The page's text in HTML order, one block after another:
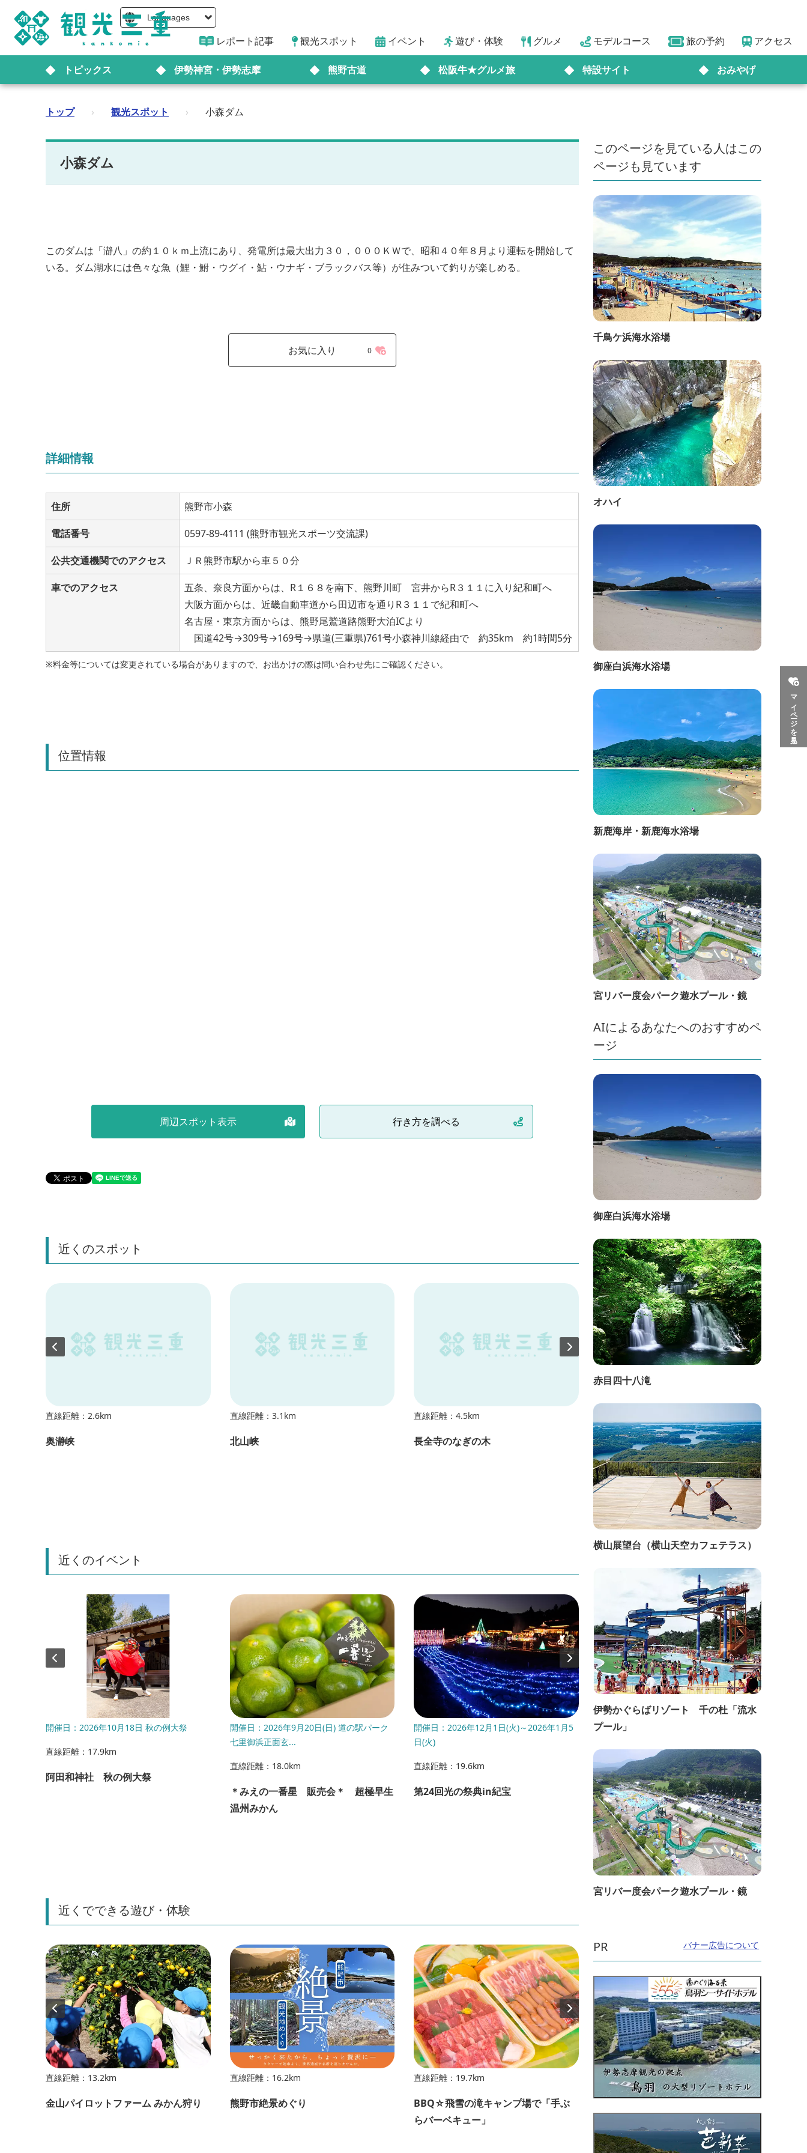
Languages
レポート記事 観光スポット イベント 遊び・体験 グルメ モデルコース 旅の予約 アクセス
トピックス 伊勢神宮・伊勢志摩 熊野古道 松阪牛★グルメ旅 特設サイト おみやげ
マイページを見る
トップ › 観光スポット › 小森ダム
小森ダム
このダムは「瀞八」の約１０ｋｍ上流にあり、発電所は最大出力３０，０００ＫＷで、昭和４０年８月より運転を開始して
いる。ダム湖水には色々な魚（鯉・鮒・ウグイ・鮎・ウナギ・ブラックバス等）が住みついて釣りが楽しめる。
お気に入り 0
詳細情報
住所 熊野市小森
電話番号 0597-89-4111 (熊野市観光スポーツ交流課)
公共交通機関でのアクセス ＪＲ熊野市駅から車５０分
車でのアクセス
五条、奈良方面からは、R１６８を南下、熊野川町 宮井からR３１１に入り紀和町へ
大阪方面からは、近畿自動車道から田辺市を通りR３１１で紀和町へ
名古屋・東京方面からは、熊野尾鷲道路熊野大泊ICより
国道42号→309号→169号→県道(三重県)761号小森神川線経由で 約35km 約1時間5分
※料金等については変更されている場合がありますので、お出かけの際は問い合わせ先にご確認ください。
位置情報
周辺スポット表示 行き方を調べる
近くのスポット
直線距離：2.6km
奥瀞峡
直線距離：3.1km
北山峡
直線距離：4.5km
長全寺のなぎの木 農家民宿 雨宿り
近くのイベント
開催日：2026年10月18日 秋の例大祭
直線距離：17.9km
阿田和神社 秋の例大祭
開催日：2026年9月20日(日) 道の駅パーク
七里御浜正面玄...
直線距離：18.0km
＊みえの一番星 販売会＊ 超極早生
温州みかん
開催日：2026年12月1日(火)～2026年1月5
日(火)
直線距離：19.6km
第24回光の祭典in紀宝
開催日：令和８年９月頃開催予定
直線距離：19.7km
恋旅in紀宝（令和７年度第１回交流
（婚活）イベント）の参加者募集につ
いて
近くでできる遊び・体験
直線距離：13.2km
金山パイロットファーム みかん狩り
直線距離：16.2km
熊野市絶景めぐり
直線距離：19.7km
BBQ☆飛雪の滝キャンプ場で「手ぶ
らバーベキュー」
直線距離：19.7km
このページを見ている人はこの
ページも見ています
千鳥ケ浜海水浴場
オハイ
御座白浜海水浴場
新鹿海岸・新鹿海水浴場
宮リバー度会パーク遊水プール・鏡
AIによるあなたへのおすすめペ
ージ
御座白浜海水浴場
赤目四十八滝
横山展望台（横山天空カフェテラス）
伊勢かぐらばリゾート 千の杜「流水
プール」
宮リバー度会パーク遊水プール・鏡
PR バナー広告について